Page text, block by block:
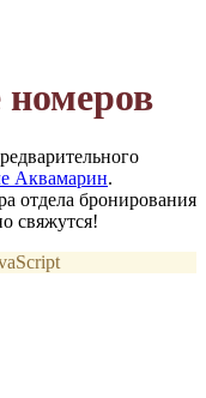
номеров
Аквамарин.
отдела бронирования
свяжутся!